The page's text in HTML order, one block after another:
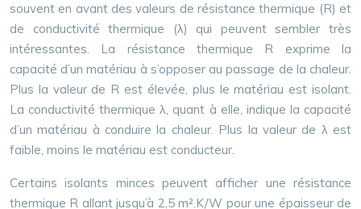
souvent en avant des valeurs de résistance thermique (R) et
de conductivité thermique (λ) qui peuvent sembler très
intéressantes. La résistance thermique R exprime la
capacité d’un matériau à s’opposer au passage de la chaleur.
Plus la valeur de R est élevée, plus le matériau est isolant.
La conductivité thermique λ, quant à elle, indique la capacité
d’un matériau à conduire la chaleur. Plus la valeur de λ est
faible, moins le matériau est conducteur.
Certains isolants minces peuvent afficher une résistance
thermique R allant jusqu’à 2,5 m².K/W pour une épaisseur de